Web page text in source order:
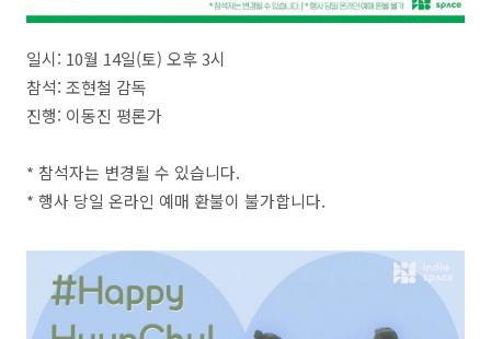
일시: 10월 14일(토) 오후 3시
참석: 조현철 감독
진행: 이동진 평론가
* 참석자는 변경될 수 있습니다.
* 행사 당일 온라인 예매 환불이 불가합니다.